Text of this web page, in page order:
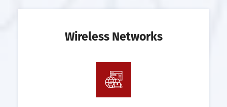
Wireless Networks